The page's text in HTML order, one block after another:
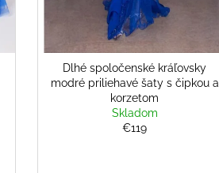
Dlhé spoločenské kráľovsky
modré priliehavé šaty s čipkou a
korzetom
Skladom
€119